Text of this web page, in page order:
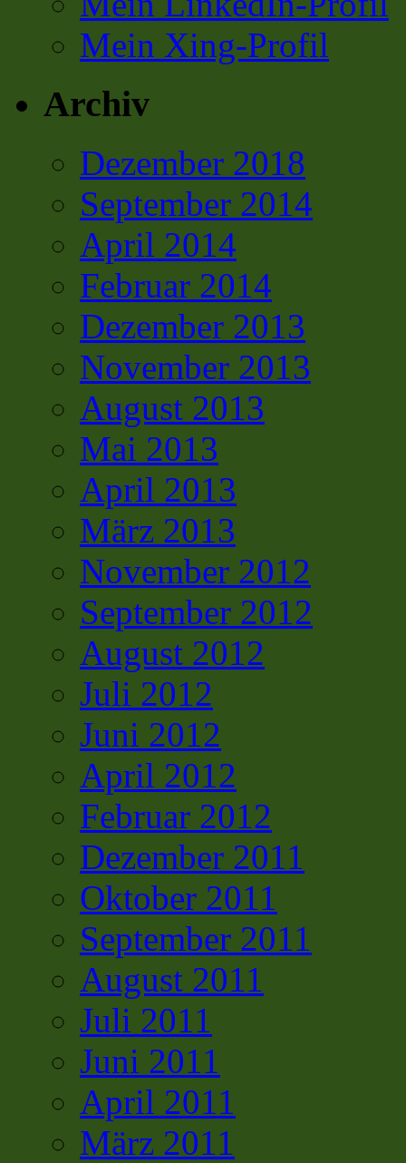
Mein Xing-Profil
Archiv
Dezember 2018
September 2014
April 2014
Februar 2014
Dezember 2013
November 2013
August 2013
Mai 2013
April 2013
März 2013
November 2012
September 2012
August 2012
Juli 2012
Juni 2012
April 2012
Februar 2012
Dezember 2011
Oktober 2011
September 2011
August 2011
Juli 2011
Juni 2011
April 2011
März 2011